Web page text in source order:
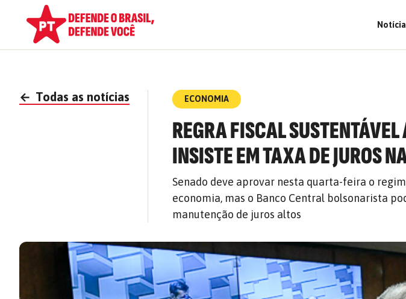
← Todas as notícias ECONOMIA
REGRA FISCAL
INSISTE EM TAXA DE JUROS
Senado deve aprovar nesta quarta-feira o
economia, mas o Banco Central bolsonarista
manutenção de juros altos